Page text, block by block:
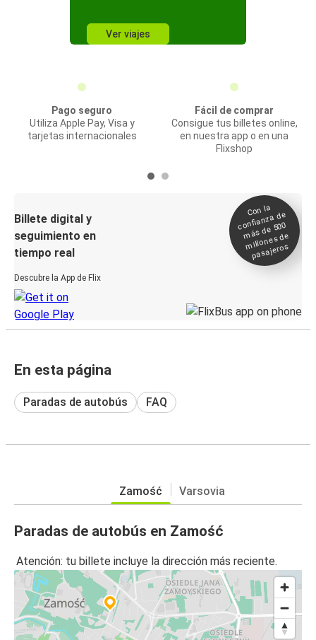
Ver viajes
Pago seguro
Utiliza Apple Pay, Visa y
tarjetas internacionales
Fácil de comprar
Consigue tus billetes online,
en nuestra app o en una
Flixshop
Billete digital y
seguimiento en
tiempo real
Descubre la App de Flix
Con la
confianza de
más de 500
millones de
pasajeros
En esta página
Paradas de autobús FAQ
Zamość Varsovia
Paradas de autobús en Zamość
Atención: tu billete incluye la dirección más reciente.